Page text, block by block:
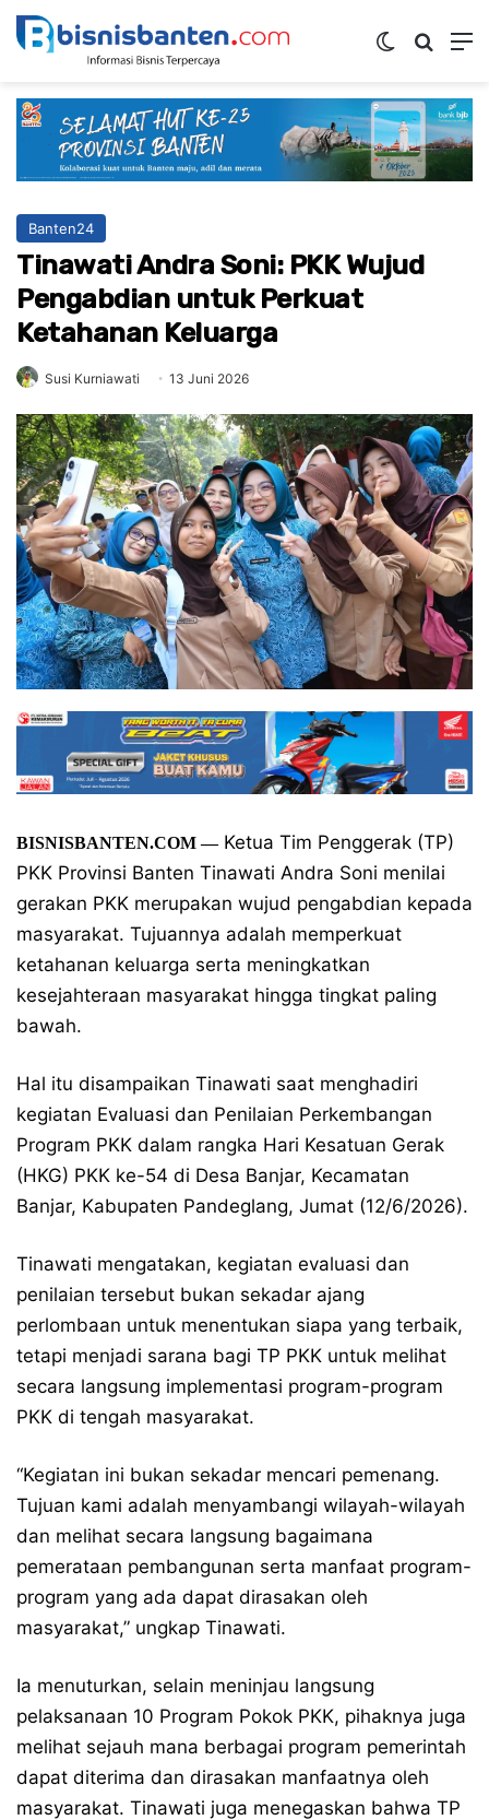
Switch skin
Banten24
Tinawati Andra Soni: PKK Wujud
Pengabdian untuk Perkuat
Ketahanan Keluarga
Susi Kurniawati 13 Juni 2026
BISNISBANTEN.COM —Ketua Tim Penggerak (TP)
PKK Provinsi Banten Tinawati Andra Soni menilai
gerakan PKK merupakan wujud pengabdian kepada
masyarakat. Tujuannya adalah memperkuat
ketahanan keluarga serta meningkatkan
kesejahteraan masyarakat hingga tingkat paling
bawah.
Hal itu disampaikan Tinawati saat menghadiri
kegiatan Evaluasi dan Penilaian Perkembangan
Program PKK dalam rangka Hari Kesatuan Gerak
(HKG) PKK ke-54 di Desa Banjar, Kecamatan
Banjar, Kabupaten Pandeglang, Jumat (12/6/2026).
Tinawati mengatakan, kegiatan evaluasi dan
penilaian tersebut bukan sekadar ajang
perlombaan untuk menentukan siapa yang terbaik,
tetapi menjadi sarana bagi TP PKK untuk melihat
secara langsung implementasi program-program
PKK di tengah masyarakat.
“Kegiatan ini bukan sekadar mencari pemenang.
Tujuan kami adalah menyambangi wilayah-wilayah
dan melihat secara langsung bagaimana
pemerataan pembangunan serta manfaat program-
program yang ada dapat dirasakan oleh
masyarakat,” ungkap Tinawati.
Ia menuturkan, selain meninjau langsung
pelaksanaan 10 Program Pokok PKK, pihaknya juga
melihat sejauh mana berbagai program pemerintah
dapat diterima dan dirasakan manfaatnya oleh
masyarakat. Tinawati juga menegaskan bahwa TP